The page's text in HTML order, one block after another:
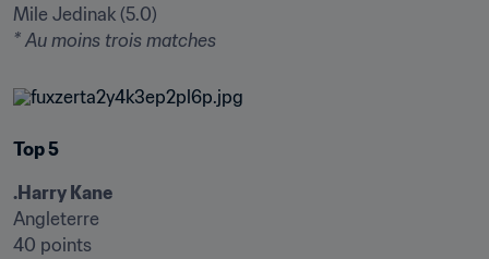
* Au moins trois matches
Top 5
.Harry Kane
Angleterre
40 points